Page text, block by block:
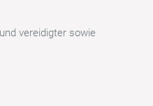
vereidigter sowie